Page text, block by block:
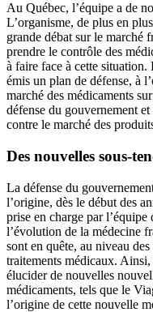
Au Québec, l’équipe a de
L’organisme, de plus en
grande débat sur le marché
prendre le contrôle des
à faire face à cette
émis un plan de défense, à
marché des médicaments
défense du gouvernement
contre le marché des
Des nouvelles sous-
La défense du
l’origine, dès le début des
prise en charge par
l’évolution de la médecine
sont en quête, au niveau
traitements médicaux. Ainsi,
élucider de nouvelles
médicaments, tels que le
l’origine de cette nouvelle